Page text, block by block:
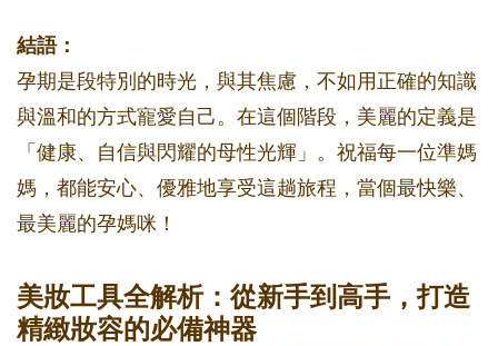
結語：
孕期是段特別的時光，與其焦慮，不如用正確的知識
與溫和的方式寵愛自己。在這個階段，美麗的定義是
「健康、自信與閃耀的母性光輝」。祝福每一位準媽
媽，都能安心、優雅地享受這趟旅程，當個最快樂、
最美麗的孕媽咪！
美妝工具全解析：從新手到高手，打造
精緻妝容的必備神器